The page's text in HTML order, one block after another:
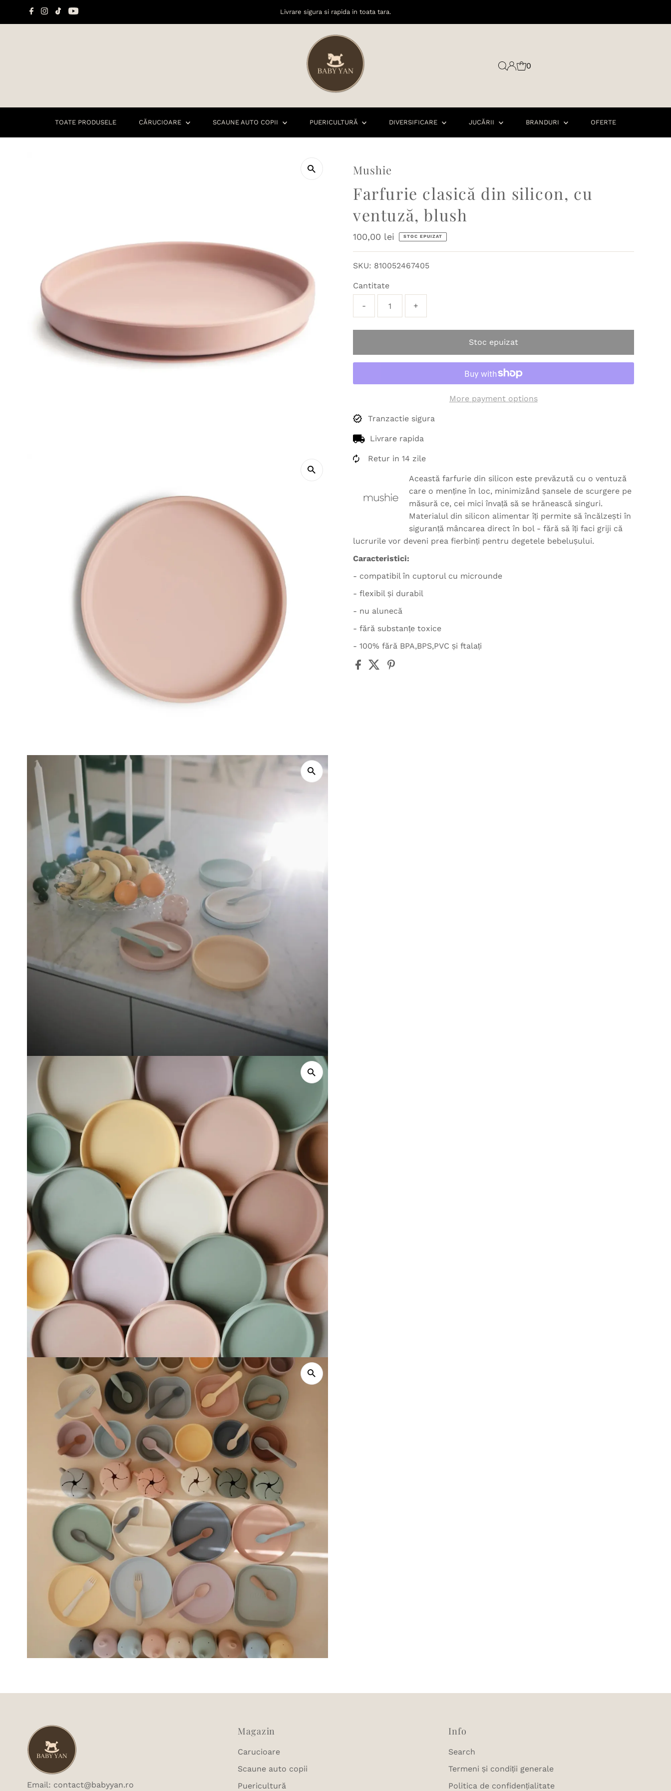
Sari la conținut Livrare sigura si rapida in toata tara.
0
TOATE PRODUSELE CĂRUCIOARE SCAUNE AUTO COPII PUERICULTURĂ DIVERSIFICARE JUCĂRII BRANDURI OFERTE
Mushie
Farfurie clasică din silicon, cu
ventuză, blush
Preț
obișnuit
100,00 lei STOC EPUIZAT
SKU: 810052467405
Cantitate
- +
Stoc epuizat
More payment options
Tranzactie sigura
Livrare rapida
Retur in 14 zile
Această farfurie din silicon este prevăzută cu o ventuză
care o menține în loc, minimizând șansele de scurgere pe
măsură ce, cei mici învață să se hrănească singuri.
Materialul din silicon alimentar îți permite să încălzești în
siguranță mâncarea direct în bol - fără să îți faci griji că
lucrurile vor deveni prea fierbinți pentru degetele bebelușului.
Caracteristici:
- compatibil în cuptorul cu microunde
- flexibil și durabil
- nu alunecă
- fără substanțe toxice
- 100% fără BPA,BPS,PVC și ftalați
Email: contact@babyyan.ro
Magazin
Carucioare
Scaune auto copii
Puericultură
Info
Search
Termeni și condiții generale
Politica de confidențialitate